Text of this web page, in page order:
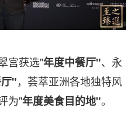
宫获选"年度中餐厅"、永
"，荟萃亚洲各地独特风
为"年度美食目的地"。